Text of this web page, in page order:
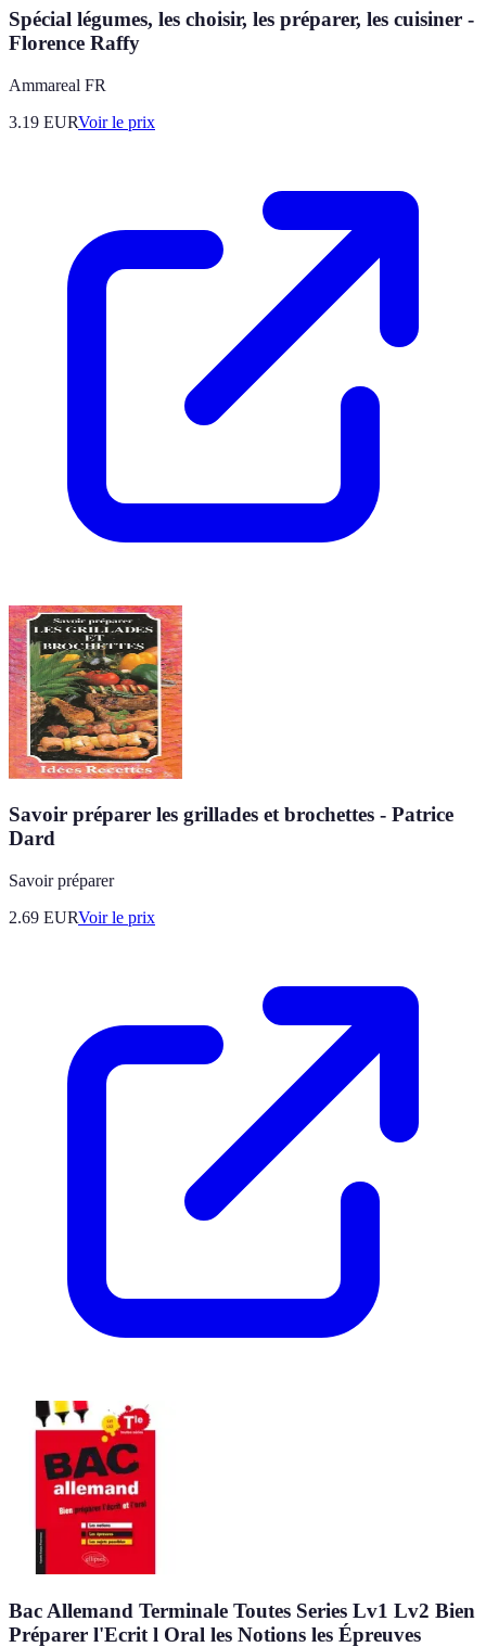
Spécial légumes, les choisir, les préparer, les cuisiner -
Florence Raffy
Ammareal FR
3.19 EURVoir le prix
Savoir préparer les grillades et brochettes - Patrice
Dard
Savoir préparer
2.69 EURVoir le prix
Bac Allemand Terminale Toutes Series Lv1 Lv2 Bien
Préparer l'Ecrit l Oral les Notions les Épreuves